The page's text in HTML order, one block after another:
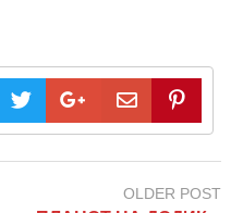
OLDER POST